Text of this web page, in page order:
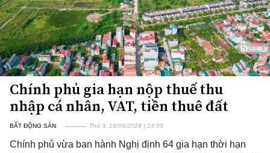
Chính phủ gia hạn nộp thuế thu
nhập cá nhân, VAT, tiền thuê đất
BẤT ĐỘNG SẢN Thứ 3, 18/06/2024 | 14:53
Chính phủ vừa ban hành Nghị định 64 gia hạn thời hạn